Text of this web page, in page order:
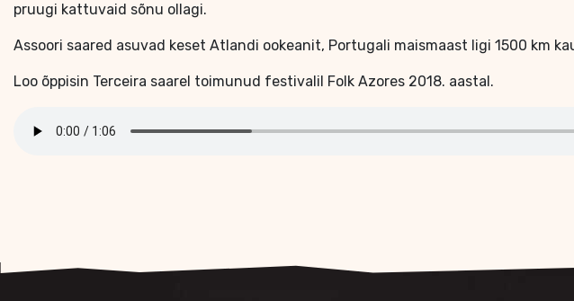
pruugi kattuvaid sõnu ollagi.
Assoori saared asuvad keset Atlandi ookeanit, Portugali maismaast ligi 1500 km
Loo õppisin Terceira saarel toimunud festivalil Folk Azores 2018. aastal.